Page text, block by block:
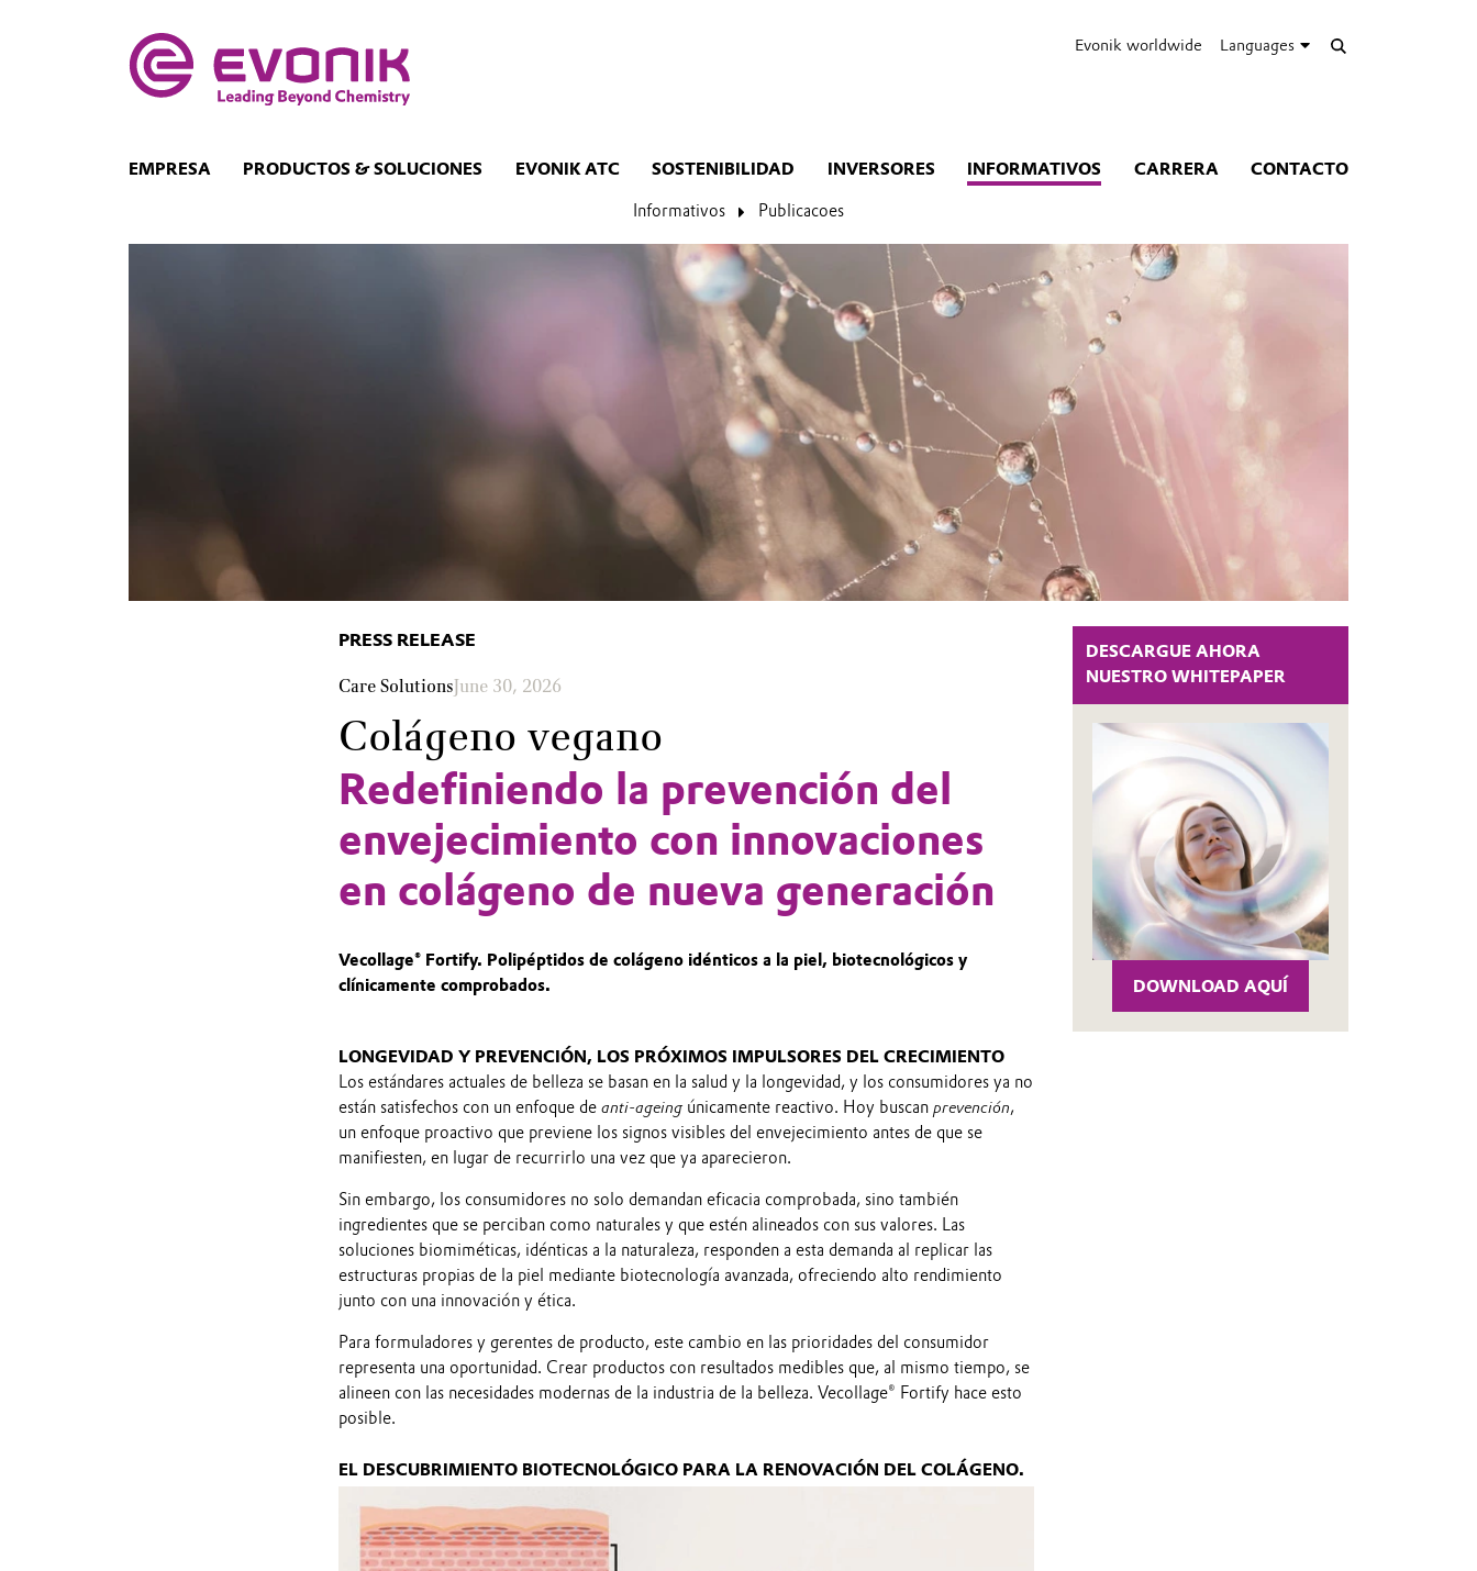
Evonik worldwide Languages
EMPRESA PRODUCTOS & SOLUCIONES EVONIK ATC SOSTENIBILIDAD INVERSORES INFORMATIVOS CARRERA CONTACTO
Informativos Publicacoes
DESCARGUE AHORA
NUESTRO WHITEPAPER
DOWNLOAD AQUÍ
PRESS RELEASE
Care SolutionsJune 30, 2026
Colágeno vegano
Redefiniendo la prevención del
envejecimiento con innovaciones
en colágeno de nueva generación
Vecollage® Fortify. Polipéptidos de colágeno idénticos a la piel, biotecnológicos y
clínicamente comprobados.
LONGEVIDAD Y PREVENCIÓN, LOS PRÓXIMOS IMPULSORES DEL CRECIMIENTO
Los estándares actuales de belleza se basan en la salud y la longevidad, y los consumidores ya no
están satisfechos con un enfoque de anti‑ageingúnicamente reactivo. Hoy buscan prevención,
un enfoque proactivo que previene los signos visibles del envejecimiento antes de que se
manifiesten, en lugar de recurrirlo una vez que ya aparecieron.
Sin embargo, los consumidores no solo demandan eficacia comprobada, sino también
ingredientes que se perciban como naturales y que estén alineados con sus valores. Las
soluciones biomiméticas, idénticas a la naturaleza, responden a esta demanda al replicar las
estructuras propias de la piel mediante biotecnología avanzada, ofreciendo alto rendimiento
junto con una innovación y ética.
Para formuladores y gerentes de producto, este cambio en las prioridades del consumidor
representa una oportunidad. Crear productos con resultados medibles que, al mismo tiempo, se
alineen con las necesidades modernas de la industria de la belleza. Vecollage® Fortify hace esto
posible.
EL DESCUBRIMIENTO BIOTECNOLÓGICO PARA LA RENOVACIÓN DEL COLÁGENO.